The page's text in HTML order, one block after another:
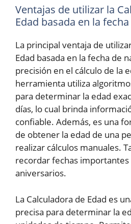
Ventajas de utilizar la
Edad basada en la
La principal ventaja de
Edad basada en la fecha de
precisión en el cálculo de la
herramienta utiliza
para determinar la edad
días, lo cual brinda
confiable. Además, es una
de obtener la edad de una
realizar cálculos manuales.
recordar fechas
aniversarios.
La Calculadora de Edad es
precisa para determinar la